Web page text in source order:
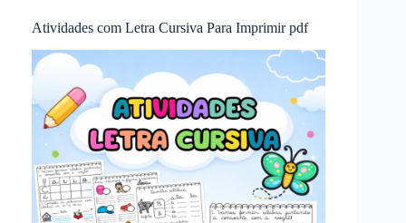
Atividades com Letra Cursiva Para Imprimir pdf